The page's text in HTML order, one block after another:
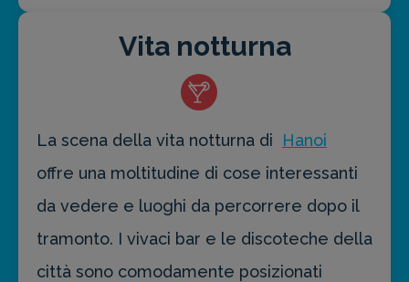
Vita notturna
La scena della vita notturna di
Hanoi
offre una moltitudine di cose interessanti
da vedere e luoghi da percorrere dopo il
tramonto. I vivaci bar e le discoteche della
città sono comodamente posizionati